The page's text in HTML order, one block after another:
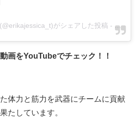
がシェアした投稿 - 2019
画をYouTubeでチェック！！
体力と筋力を武器にチームに貢献
たしています。